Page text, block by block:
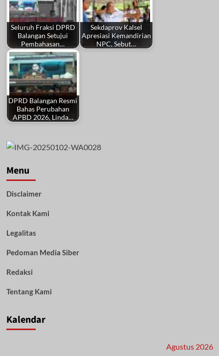
Seluruh Fraksi DPRD
Balangan Setujui
Pembahasan…
Sekdaprov Kalsel
Apresiasi Kemandirian
NPC, Sebut…
DPRD Balangan Resmi
Bahas Perubahan
APBD 2026, Linda…
Menu
Disclaimer
Kontak Kami
Legalitas
Pedoman Media Siber
Redaksi
Tentang Kami
Kalendar
Agustus 2026